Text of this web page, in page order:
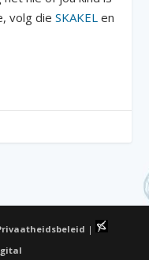
volg dieSKAKEL en
|